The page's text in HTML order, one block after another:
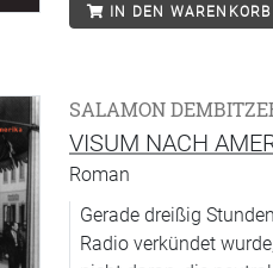
Haftanstalten und
eigenem Erleben in
an biblische Texte wie
erinnert: Die Figuren
einem
ausgeliefert, das sie in
tödlichabsurden
IN DEN WARENKORB
SALAMON
VISUM NACH
Roman
Gerade dreißig
Radio verkündet